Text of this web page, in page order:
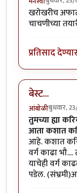
खरोखरीच
चाचणीच्या
प्रतिसाद
बेस्ट...
आंबोळीबुधवार,
तुमच्या ह्या
आता कशात
आहे. कशात
वर्ग काढा
याचेही वर्ग
पडेल.